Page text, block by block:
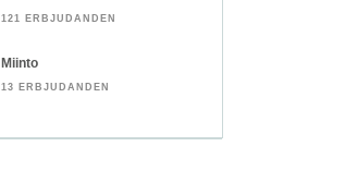
121 ERBJUDANDEN
Miinto
13 ERBJUDANDEN